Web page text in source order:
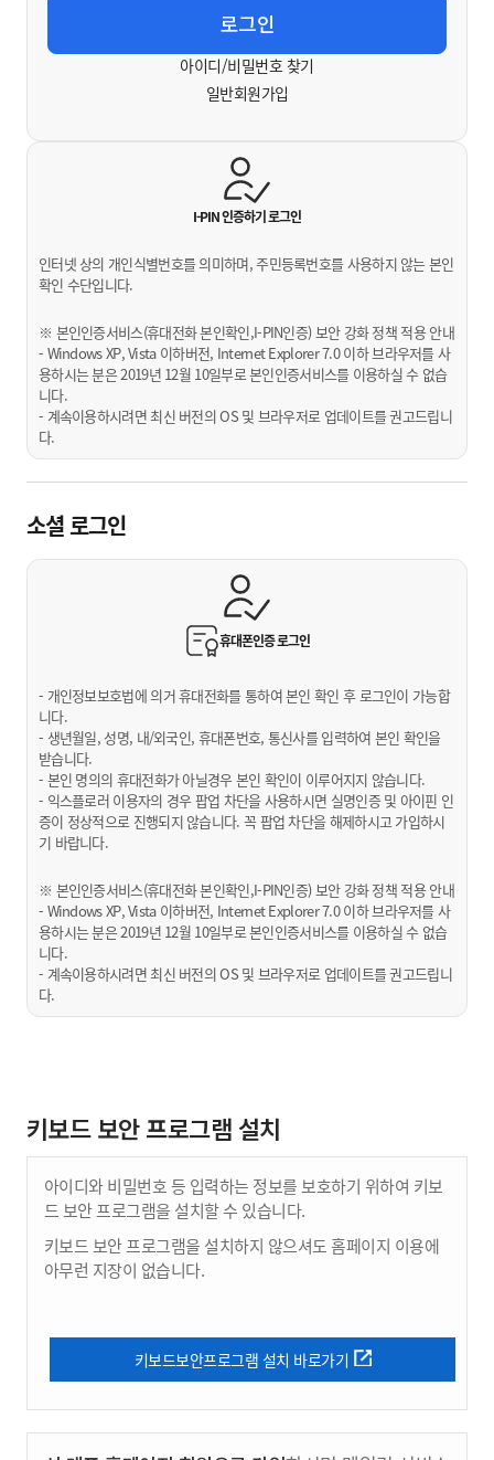
아이디/비밀번호 찾기
일반회원가입
I-PIN 인증하기로그인
인터넷 상의 개인식별번호를 의미하며, 주민등록번호를 사용하지 않는 본인
확인 수단입니다.
※ 본인인증서비스(휴대전화 본인확인,I-PIN인증) 보안 강화 정책 적용 안내
- Windows XP, Vista 이하버전, Internet Explorer 7.0 이하 브라우저를 사
용하시는 분은 2019년 12월 10일부로 본인인증서비스를 이용하실 수 없습
니다.
- 계속이용하시려면 최신 버전의 OS 및 브라우저로 업데이트를 권고드립니
다.
소셜 로그인
휴대폰인증로그인
- 개인정보보호법에 의거 휴대전화를 통하여 본인 확인 후 로그인이 가능합
니다.
- 생년월일, 성명, 내/외국인, 휴대폰번호, 통신사를 입력하여 본인 확인을
받습니다.
- 본인 명의의 휴대전화가 아닐경우 본인 확인이 이루어지지 않습니다.
- 익스플로러 이용자의 경우 팝업 차단을 사용하시면 실명인증 및 아이핀 인
증이 정상적으로 진행되지 않습니다. 꼭 팝업 차단을 해제하시고 가입하시
기 바랍니다.
※ 본인인증서비스(휴대전화 본인확인,I-PIN인증) 보안 강화 정책 적용 안내
- Windows XP, Vista 이하버전, Internet Explorer 7.0 이하 브라우저를 사
용하시는 분은 2019년 12월 10일부로 본인인증서비스를 이용하실 수 없습
니다.
- 계속이용하시려면 최신 버전의 OS 및 브라우저로 업데이트를 권고드립니
다.
키보드 보안 프로그램 설치
아이디와 비밀번호 등 입력하는 정보를 보호하기 위하여 키보
드 보안 프로그램을 설치할 수 있습니다.
키보드 보안 프로그램을 설치하지 않으셔도 홈페이지 이용에
아무런 지장이 없습니다.
키보드보안프로그램 설치 바로가기